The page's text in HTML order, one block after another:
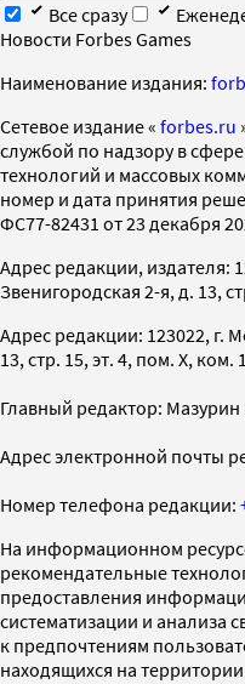
Все сразу
Новости Forbes Games
Наименование издания:
Cетевое издание « forbes.ru
службой по надзору в
технологий и массовых
номер и дата принятия
ФС77-82431 от 23 декабря
Адрес редакции, издателя:
Звенигородская 2-я, д. 13,
Адрес редакции: 123022, г.
13, стр. 15, эт. 4, пом. X, ком. 1
Главный редактор:
Адрес электронной почты
Номер телефона редакции:
На информационном
рекомендательные
предоставления
систематизации и анализа
к предпочтениям
находящихся на